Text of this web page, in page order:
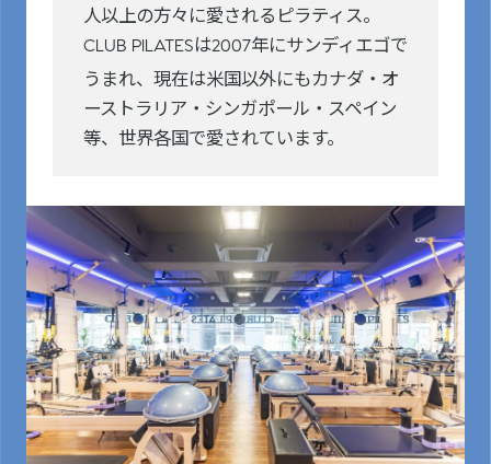
人以上の方々に愛されるピラティス。
CLUB PILATESは2007年にサンディエゴで
うまれ、現在は米国以外にもカナダ・オ
ーストラリア・シンガポール・スペイン
等、世界各国で愛されています。